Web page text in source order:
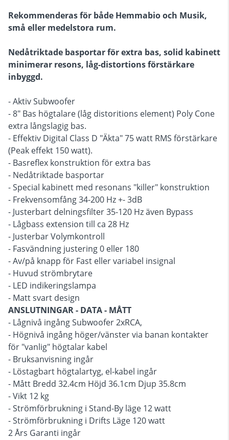
Rekommenderas för både Hemmabio och Musik,
små eller medelstora rum.
Nedåtriktade basportar för extra bas, solid kabinett
minimerar resons, låg-distortions förstärkare
inbyggd.
- Aktiv Subwoofer
- 8" Bas högtalare (låg distoritions element) Poly Cone
extra långslagig bas.
- Effektiv Digital Class D "Äkta" 75 watt RMS förstärkare
(Peak effekt 150 watt).
- Basreflex konstruktion för extra bas
- Nedåtriktade basportar
- Special kabinett med resonans "killer" konstruktion
- Frekvensomfång 34-200 Hz +- 3dB
- Justerbart delningsfilter 35-120 Hz även Bypass
- Lågbass extension till ca 28 Hz
- Justerbar Volymkontroll
- Fasvändning justering 0 eller 180
- Av/på knapp för Fast eller variabel insignal
- Huvud strömbrytare
- LED indikeringslampa
- Matt svart design
ANSLUTNINGAR - DATA - MÅTT
- Lågnivå ingång Subwoofer 2xRCA,
- Högnivå ingång höger/vänster via banan kontakter
för "vanlig" högtalar kabel
- Bruksanvisning ingår
- Löstagbart högtalartyg, el-kabel ingår
- Mått Bredd 32.4cm Höjd 36.1cm Djup 35.8cm
- Vikt 12 kg
- Strömförbrukning i Stand-By läge 12 watt
- Strömförbrukning i Drifts Läge 120 watt
2 Års Garanti ingår